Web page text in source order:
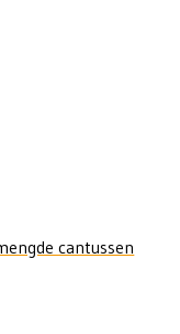
cantussen